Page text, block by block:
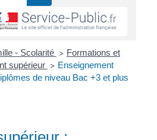
- Scolarité > Formations et
supérieur > Enseignement
de niveau Bac +3 et plus